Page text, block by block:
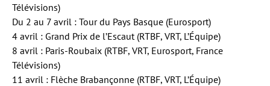
Télévisions)
Du 2 au 7 avril : Tour du Pays Basque (Eurosport)
4 avril : Grand Prix de l’Escaut (RTBF, VRT, L’Équipe)
8 avril : Paris-Roubaix (RTBF, VRT, Eurosport, France
Télévisions)
11 avril : Flèche Brabançonne (RTBF, VRT, L’Équipe)